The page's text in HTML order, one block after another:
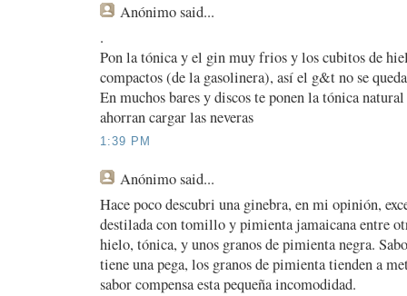
Anónimosaid...
.
Pon la tónica y el gin muy frios y los cubitos de
compactos (de la gasolinera), así el g&t no se
En muchos bares y discos te ponen la tónica
ahorran cargar las neveras
1:39 PM
Anónimosaid...
Hace poco descubri una ginebra, en mi opinión,
destilada con tomillo y pimienta jamaicana entre
hielo, tónica, y unos granos de pimienta negra.
tiene una pega, los granos de pimienta tienden a
sabor compensa esta pequeña incomodidad.